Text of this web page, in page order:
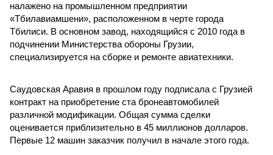
налажено на промышленном предприятии
«Тбилавиамшени», расположенном в черте города
Тбилиси. В основном завод, находящийся с 2010 года в
подчинении Министерства обороны Грузии,
специализируется на сборке и ремонте авиатехники.
Саудовская Аравия в прошлом году подписала с Грузией
контракт на приобретение ста бронеавтомобилей
различной модификации. Общая сумма сделки
оценивается приблизительно в 45 миллионов долларов.
Первые 12 машин заказчик получил в начале этого года.